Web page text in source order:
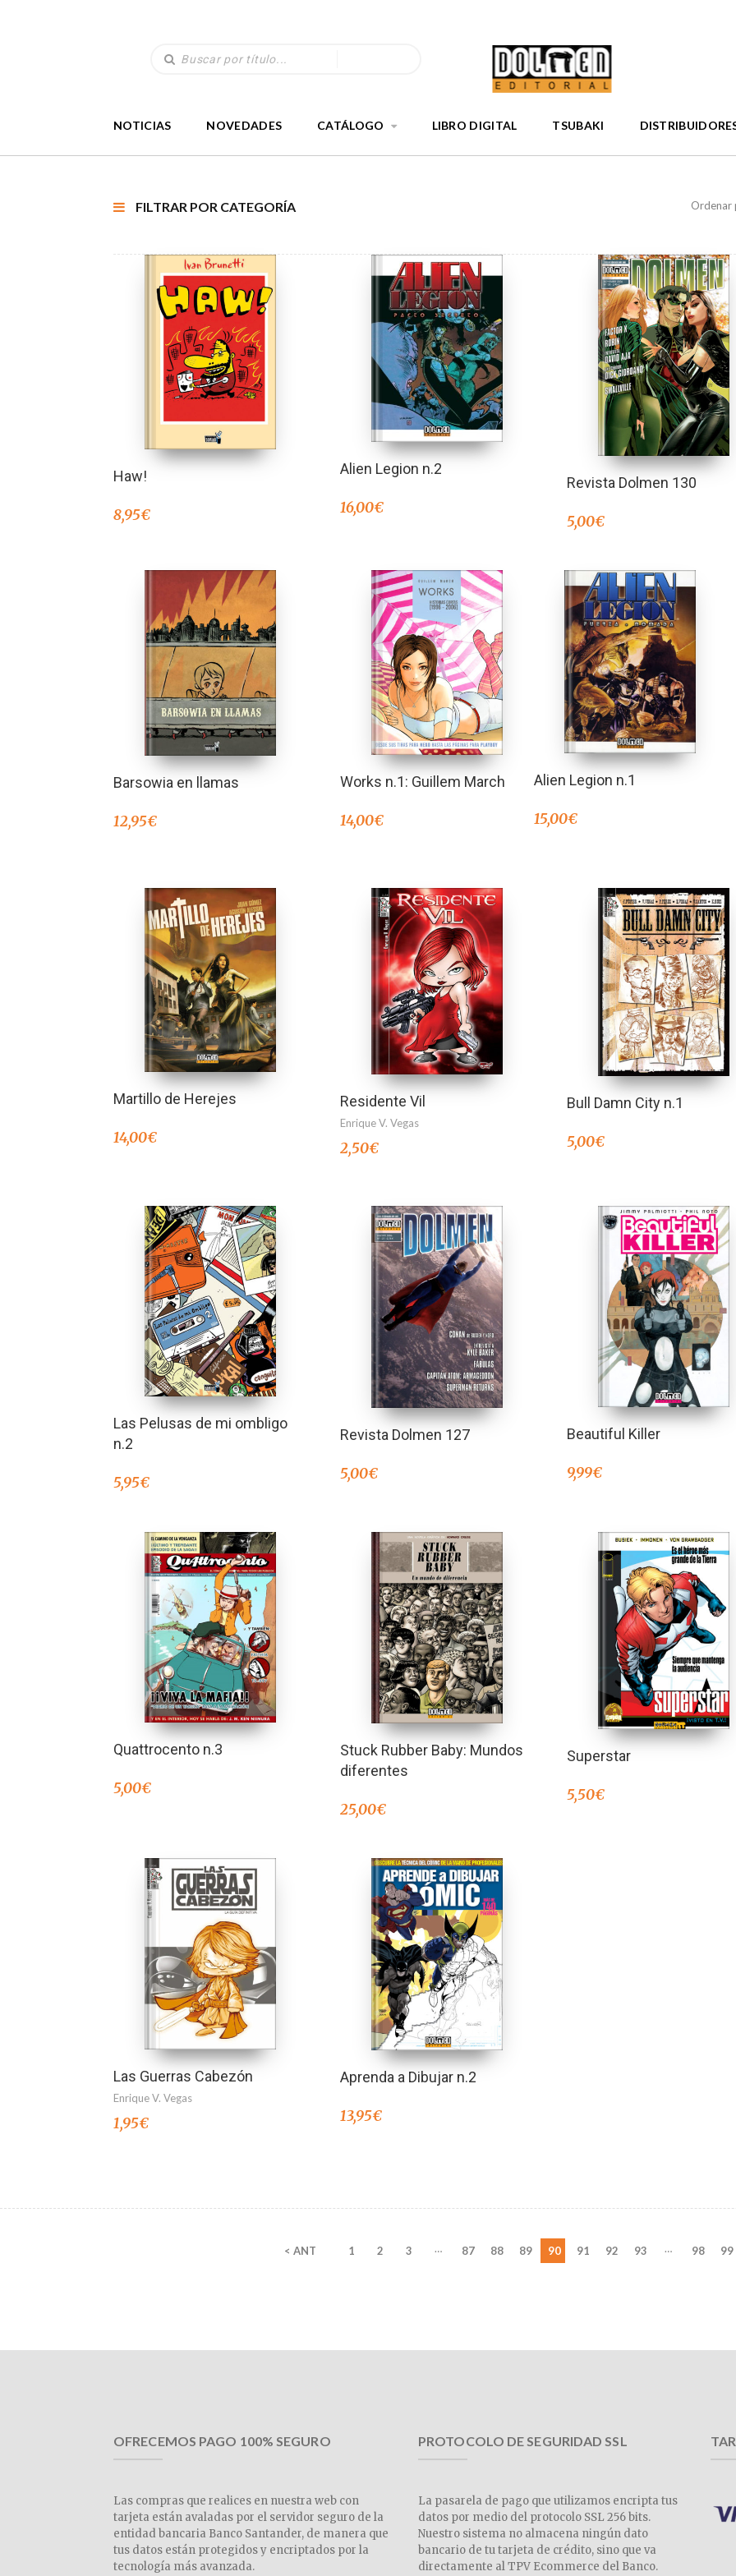
NOTICIAS NOVEDADES CATÁLOGO LIBRO DIGITAL TSUBAKI
FILTRAR POR CATEGORÍA Ordenar
Haw!
8,95€
Alien Legion n.2
16,00€
Revista Dolmen 130
5,00€
Barsowia en llamas
12,95€
Works n.1: Guillem March
14,00€
Alien Legion n.1
15,00€
Martillo de Herejes
14,00€
Residente Vil
Enrique V. Vegas
2,50€
Bull Damn City n.1
5,00€
Las Pelusas de mi ombligo
n.2
5,95€
Revista Dolmen 127
5,00€
Beautiful Killer
9,99€
Quattrocento n.3
5,00€
Stuck Rubber Baby: Mundos
diferentes
25,00€
Superstar
5,50€
Las Guerras Cabezón
Enrique V. Vegas
1,95€
Aprenda a Dibujar n.2
13,95€
< ANT 1 2 3 … 87 88 89 90 91 92 93 … 98 99
OFRECEMOS PAGO 100% SEGURO
Las compras que realices en nuestra web con
tarjeta están avaladas por el servidor seguro de la
entidad bancaria Banco Santander, de manera que
tus datos están protegidos y encriptados por la
tecnología más avanzada.
PROTOCOLO DE SEGURIDAD SSL
La pasarela de pago que utilizamos encripta tus
datos por medio del protocolo SSL 256 bits.
Nuestro sistema no almacena ningún dato
bancario de tu tarjeta de crédito, sino que va
directamente al TPV Ecommerce del Banco.